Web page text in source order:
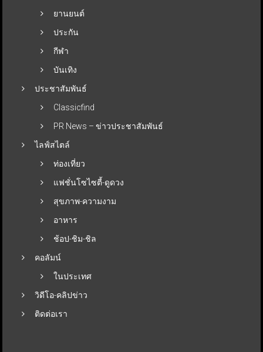
ยานยนต์
ประกัน
กีฬา
บันเทิง
ประชาสัมพันธ์
Classicfind
PR News – ข่าวประชาสัมพันธ์
ไลฟ์สไตล์
ท่องเที่ยว
แฟชั่นโซไซตี้-ดูดวง
สุขภาพ-ความงาม
อาหาร
ช้อป-ชิม-ชิล
คอลัมน์
ในประเทศ
วิดีโอ-คลิปข่าว
ติดต่อเรา